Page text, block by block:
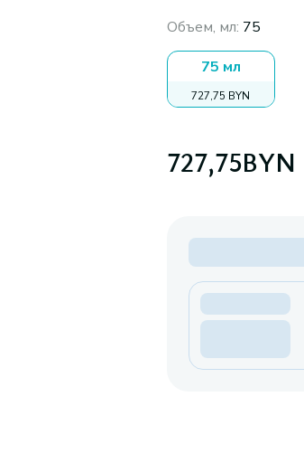
Объем, мл: 75
75 мл
727,75 BYN
727,75BYN